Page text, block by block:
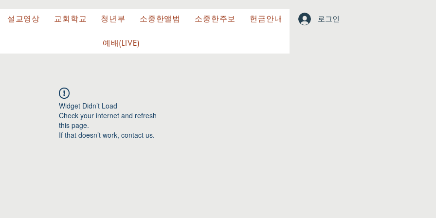
로그인
설교영상 교회학교 청년부 소중한앨범 소중한주보 헌금안내
예배(LIVE)
Widget Didn’t Load
Check your internet and refresh
this page.
If that doesn’t work, contact us.